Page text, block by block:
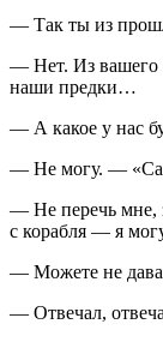
— Так ты из
— Нет. Из
наши предки…
— А какое у нас
— Не могу. —
— Не перечь мне,
с корабля — я
— Можете не
— Отвечал,